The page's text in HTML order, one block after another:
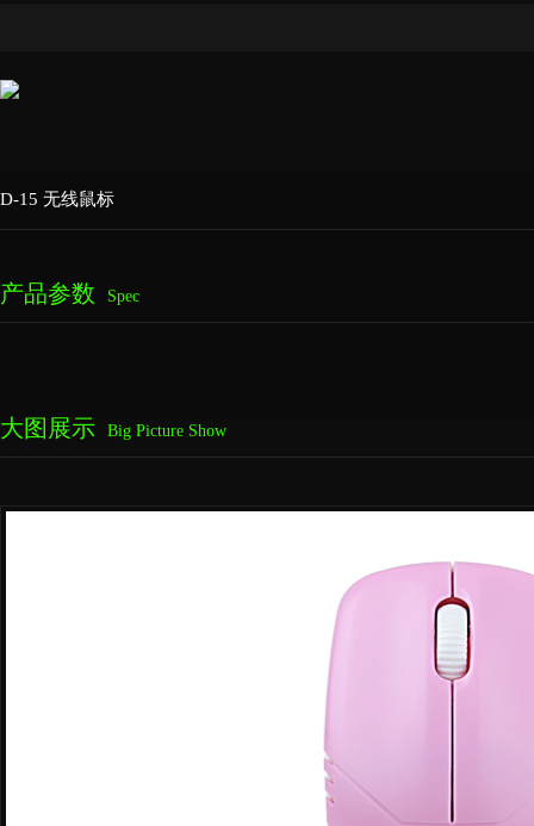
D-15 无线鼠标
产品参数 Spec
大图展示 Big Picture Show